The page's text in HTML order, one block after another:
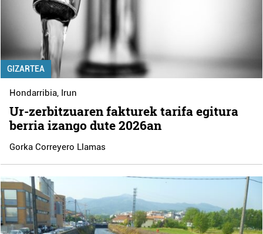
GIZARTEA
Hondarribia Irun
Ur-zerbitzuaren fakturek tarifa egitura
berria izango dute 2026an
Gorka Correyero Llamas